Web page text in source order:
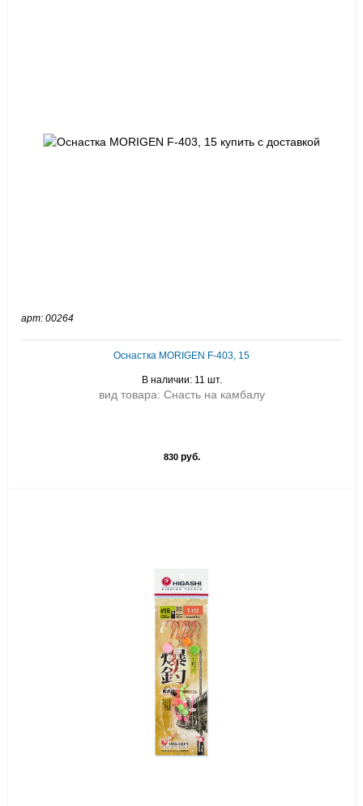
арт: 00264
Оснастка MORIGEN F-403, 15
В наличии: 11 шт.
вид товара: Снасть на камбалу
830руб.